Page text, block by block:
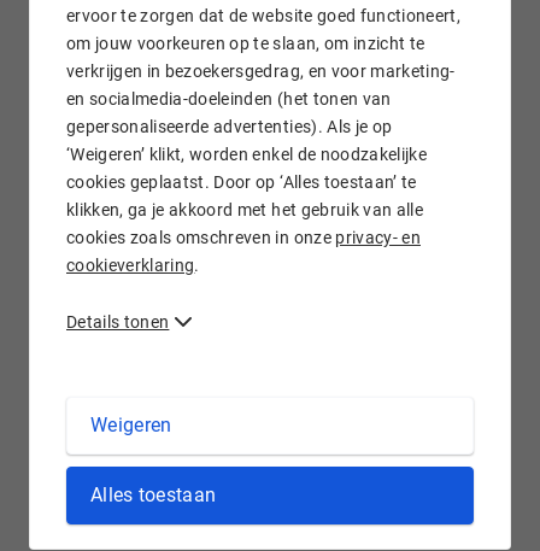
ervoor te zorgen dat de website goed functioneert,
om jouw voorkeuren op te slaan, om inzicht te
verkrijgen in bezoekersgedrag, en voor marketing-
en socialmedia-doeleinden (het tonen van
gepersonaliseerde advertenties). Als je op
‘Weigeren’ klikt, worden enkel de noodzakelijke
cookies geplaatst. Door op ‘Alles toestaan’ te
klikken, ga je akkoord met het gebruik van alle
cookies zoals omschreven in onze privacy- en
cookieverklaring.
Details tonen
Weigeren
Alles toestaan
Gratis e-mail doorsturen
Wij staan voor je klaar!
.ORGANIC domein registreren bij Hostnet
Vandaag de dag nemen steeds meer mensen een
gezonde(re) levensstijl aan. De .organic extensie biedt talrijke
nieuwe mogelijkheden voor organisaties in de biologische